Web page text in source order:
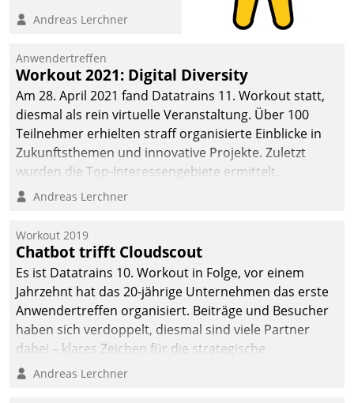
Teilnehmer kurzweilige
Cloud-Strategien und -
Lösungen mit hohem
Zukunftspotenzial.
Andreas Lerchner
Anwendertreffen
Workout 2021: Digital Diversity
Am 28. April 2021 fand Datatrains 11. Workout statt,
diesmal als rein virtuelle Veranstaltung. Über 100
Teilnehmer erhielten straff organisierte Einblicke in
Zukunftsthemen und innovative Projekte. Zuletzt
wurden die Top-Interessengebiete ermittelt.
Andreas Lerchner
Workout 2019
Chatbot trifft Cloudscout
Es ist Datatrains 10. Workout in Folge, vor einem
Jahrzehnt hat das 20-jährige Unternehmen das erste
Anwendertreffen organisiert. Beiträge und Besucher
haben sich verdoppelt, diesmal sind viele Partner
dabei – klares Zeichen für die strategische
Fokussierung auf den Kunden.
Andreas Lerchner